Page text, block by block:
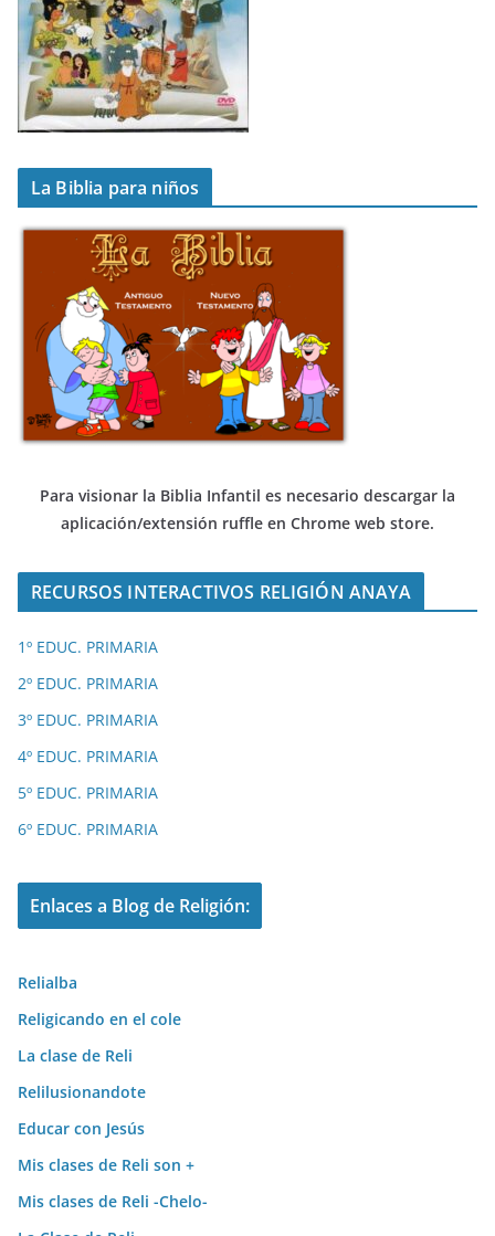
La Biblia para niños
Para visionar la Biblia Infantil es necesario descargar la
aplicación/extensión ruffle en Chrome web store.
RECURSOS INTERACTIVOS RELIGIÓN ANAYA
1º EDUC. PRIMARIA
2º EDUC. PRIMARIA
3º EDUC. PRIMARIA
4º EDUC. PRIMARIA
5º EDUC. PRIMARIA
6º EDUC. PRIMARIA
Enlaces a Blog de Religión:
Relialba
Religicando en el cole
La clase de Reli
Relilusionandote
Educar con Jesús
Mis clases de Reli son +
Mis clases de Reli -Chelo-